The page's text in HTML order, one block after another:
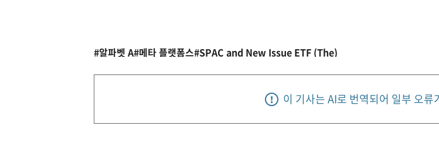
#알파벳 A#메타 플랫폼스#SPAC and New Issue ETF (The)
이 기사는 AI로 번역되어 일부 오류